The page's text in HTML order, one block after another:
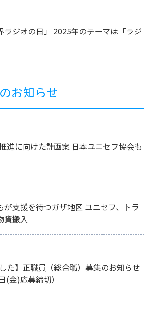
ラジオの日」 2025年のテーマは「ラジ
お知らせ
進に向けた計画案 日本ユニセフ協会も
が支援を待つガザ地区 ユニセフ、トラ
資搬入
た】正職員（総合職）募集のお知らせ
(金)応募締切）